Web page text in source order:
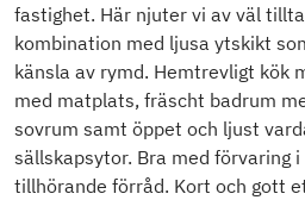
fastighet. Här njuter vi av väl
kombination med ljusa ytskikt
känsla av rymd. Hemtrevligt kök
med matplats, fräscht badrum
sovrum samt öppet och ljust
sällskapsytor. Bra med förvaring
tillhörande förråd. Kort och gott